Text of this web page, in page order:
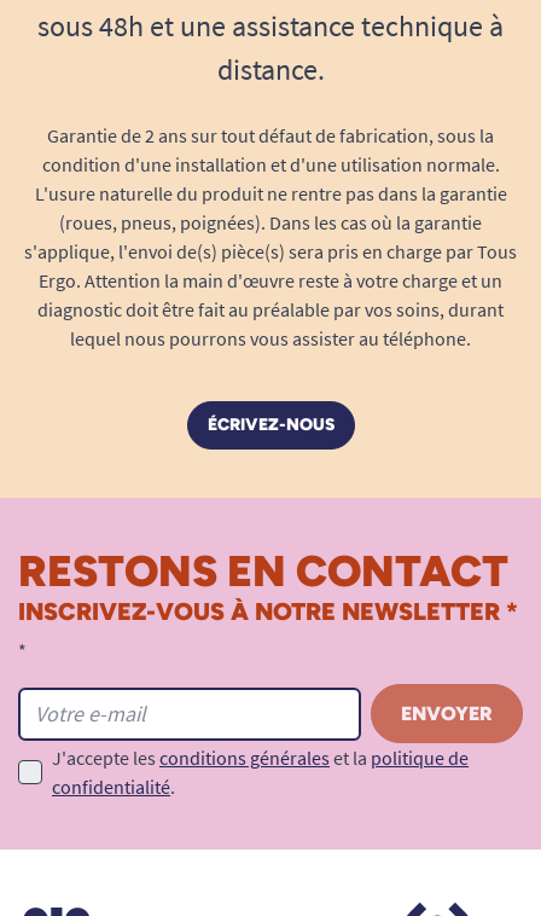
01/03/2024
sous 48h et une assistance technique à
distance.
Garantie de 2 ans sur tout défaut de fabrication, sous la
condition d'une installation et d'une utilisation normale.
L'usure naturelle du produit ne rentre pas dans la garantie
(roues, pneus, poignées). Dans les cas où la garantie
s'applique, l'envoi de(s) pièce(s) sera pris en charge par Tous
Ergo. Attention la main d'œuvre reste à votre charge et un
diagnostic doit être fait au préalable par vos soins, durant
lequel nous pourrons vous assister au téléphone.
ÉCRIVEZ-NOUS
RESTONS EN CONTACT
INSCRIVEZ-VOUS À NOTRE NEWSLETTER *
*
J'accepte les conditions générales et la politique de
confidentialité.